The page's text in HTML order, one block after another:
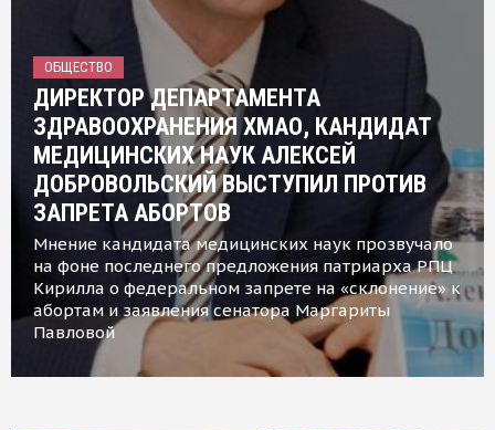
ОБЩЕСТВО
ДИРЕКТОР ДЕПАРТАМЕНТА
ЗДРАВООХРАНЕНИЯ ХМАО, КАНДИДАТ
МЕДИЦИНСКИХ НАУК АЛЕКСЕЙ
ДОБРОВОЛЬСКИЙ ВЫСТУПИЛ ПРОТИВ
ЗАПРЕТА АБОРТОВ
Мнение кандидата медицинских наук прозвучало
на фоне последнего предложения патриарха РПЦ
Кирилла о федеральном запрете на «склонение» к
абортам и заявления сенатора Маргариты
Павловой